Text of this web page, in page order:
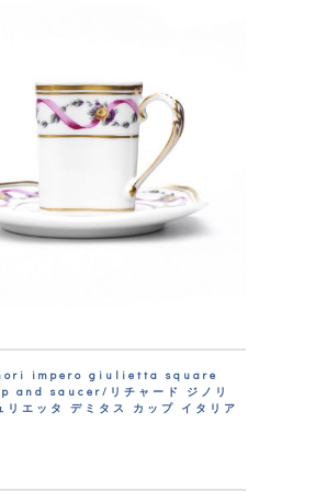
impero giulietta square
and saucer/リチャード ジノリ
リエッタ デミタス カップ イタリア